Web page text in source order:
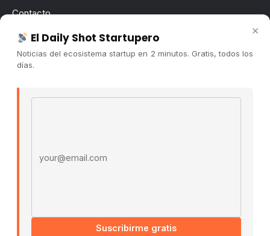
Contacto
Publicidad
Convocatorias
×
El Daily Shot Startupero
Noticias del ecosistema startup en 2 minutos. Gratis, todos los
días.
Suscribirme gratis